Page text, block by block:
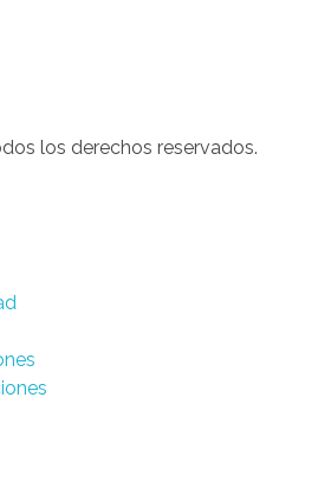
los derechos reservados.